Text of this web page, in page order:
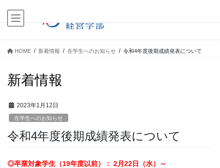
テ
ゲ
HOME 新着情報 在学生へのお知らせ 令和4年度後期成績発表について
新着情報
2023年1月12日
在学生へのお知らせ
令和4年度後期成績発表について
◎卒業対象学生（19年度以前）： 2月22日（水）～